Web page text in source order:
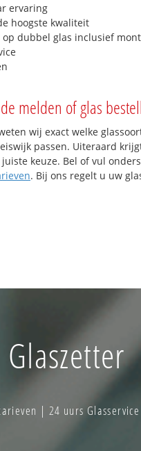
ervaring
hoogste kwaliteit
dubbel glas inclusief
melden of glas
wij exact welke
passen. Uiteraard
keuze. Bel of vul
. Bij ons regelt u uw
| 24 uurs